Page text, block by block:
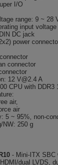
I/O
range: 9 ~ 28
input
DC jack
power
connector
12 V@2.4 A
CPU with DDR3
air,
air
5 ~ 95%, non-
NW: 250 g
- Mini-ITX SBC
dual LVDS,